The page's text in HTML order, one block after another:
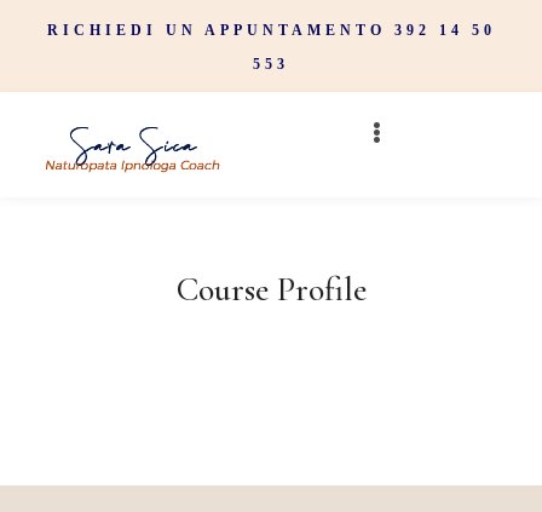
RICHIEDI UN APPUNTAMENTO 392 14 50
553
Course Profile